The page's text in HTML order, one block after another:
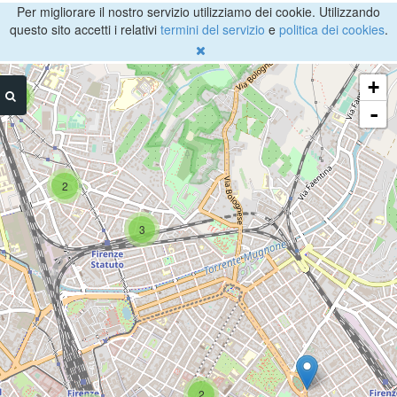
Per migliorare il nostro servizio utilizziamo dei cookie. Utilizzando
questo sito accetti i relativi termini del servizio e politica dei cookies.
2
4
2
3
+
-